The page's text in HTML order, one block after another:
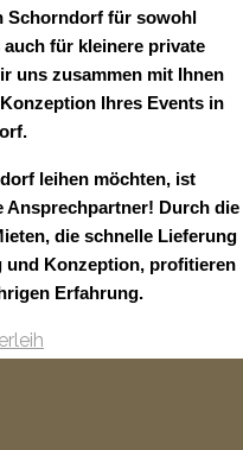
Schorndorf für sowohl
für kleinere private
uns zusammen mit Ihnen
Ihres Events in
leihen möchten, ist
Ansprechpartner! Durch die
die schnelle Lieferung
und Konzeption, profitieren
Erfahrung.